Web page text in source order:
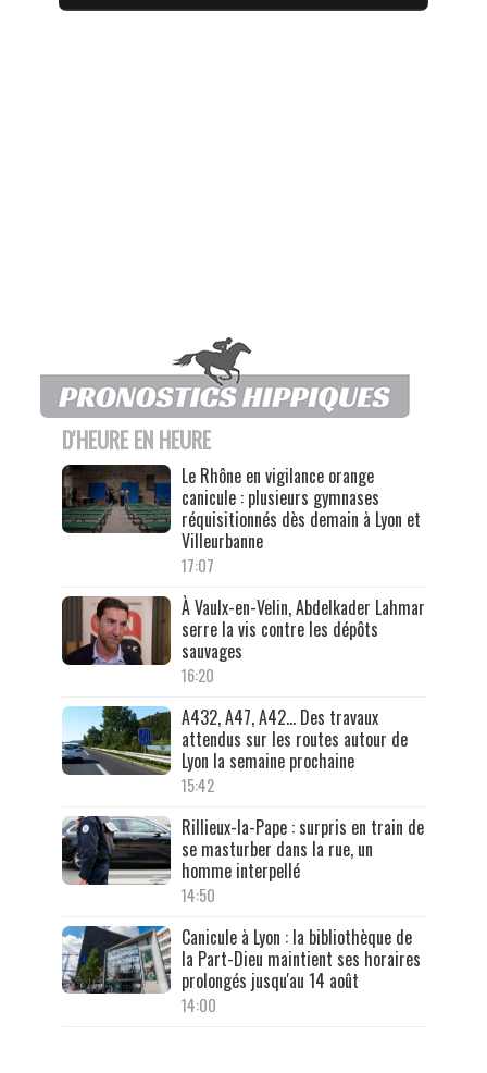
D'HEURE EN HEURE
Le Rhône en vigilance orange
canicule : plusieurs gymnases
réquisitionnés dès demain à Lyon et
Villeurbanne
17:07
À Vaulx-en-Velin, Abdelkader Lahmar
serre la vis contre les dépôts
sauvages
16:20
A432, A47, A42… Des travaux
attendus sur les routes autour de
Lyon la semaine prochaine
15:42
Rillieux-la-Pape : surpris en train de
se masturber dans la rue, un
homme interpellé
14:50
Canicule à Lyon : la bibliothèque de
la Part-Dieu maintient ses horaires
prolongés jusqu'au 14 août
14:00